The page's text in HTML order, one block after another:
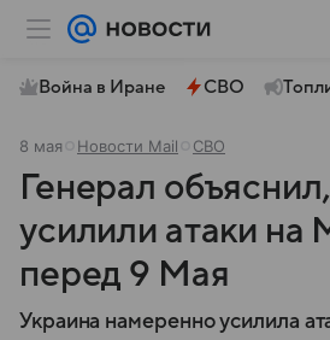
Война в Иране СВО
8 мая Новости Mail СВО
Генерал
усилили атаки на
перед 9 Мая
Украина намеренно усилила